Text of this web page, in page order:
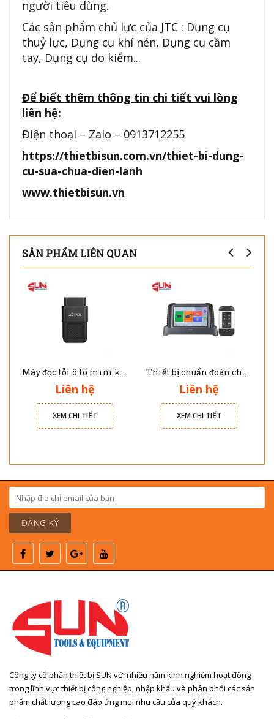
người tiêu dùng.
Các sản phẩm chủ lực của JTC : Dụng cụ
thuỷ lực, Dụng cụ khí nén, Dụng cụ cầm
tay, Dụng cụ đo kiểm...
Để biết thêm thông tin chi tiết vui lòng
liên hệ:
Điện thoại – Zalo – 0913712255
https://thietbisun.com.vn/thiet-bi-dung-
cu-sua-chua-dien-lanh
www.thietbisun.vn
SẢN PHẨM LIÊN QUAN
Máy đọc lỗi ô tô mini kết nối qua điện thoại thông minh A30X Xtool
Liên hệ
XEM CHI TIẾT
Thiết bị chuẩn đoán cho xe ô tô điện E2 Pro Xtool
Liên hệ
XEM CHI TIẾT
ĐĂNG KÝ
Công ty cổ phần thiết bị SUN với nhiều năm kinh nghiệm hoạt động
trong lĩnh vực thiết bị công nghiệp, nhập khẩu và phân phối các sản
phẩm chất lượng cao đáp ứng mọi nhu cầu của quý khách.